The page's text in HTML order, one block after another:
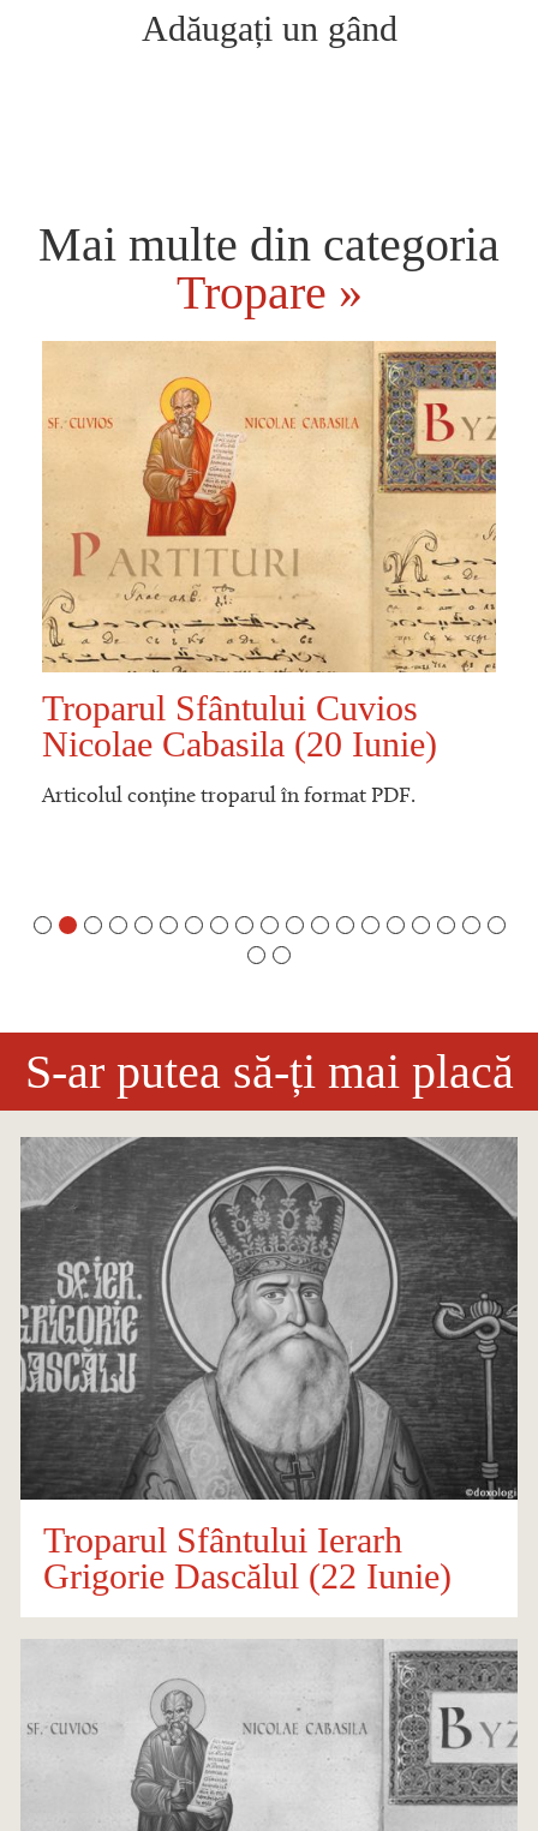
Adăugați un gând
Mai multe din categoria
Tropare »
Troparul Sfântului Cuvios
Nicolae Cabasila (20 Iunie)
Articolul conține troparul în format PDF.
S-ar putea să-ți mai placă
Troparul Sfântului Ierarh
Grigorie Dascălul (22 Iunie)